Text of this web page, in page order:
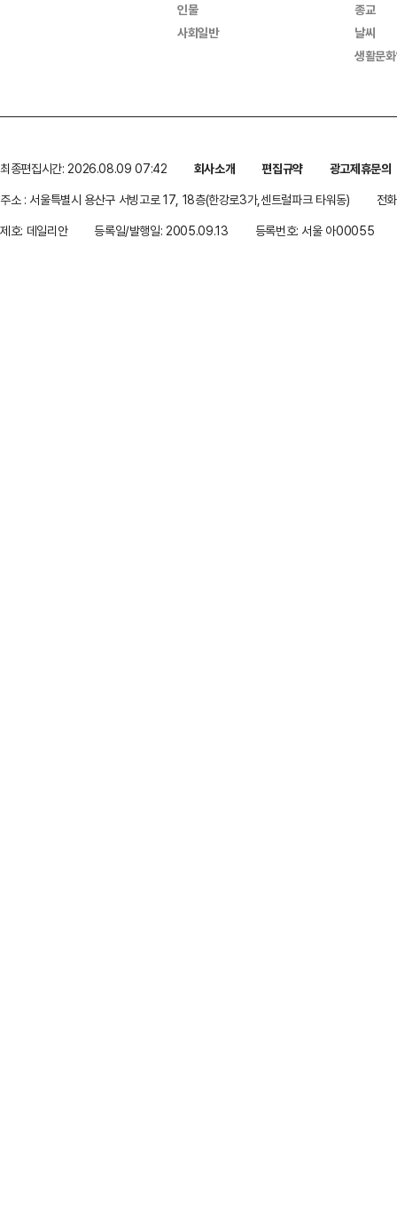
인물
사회일반
종교
날씨
생활문
최종편집시간: 2026.08.09 07:42 회사소개 편집규약
광고제휴문의
주소 : 서울특별시 용산구 서빙고로 17, 18층(한강로3가,센트럴파크 타워동)
전
제호: 데일리안
등록일/발행일: 2005.09.13 등록번호: 서울 아00055